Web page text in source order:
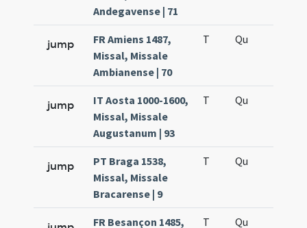
Andegavense | 71
jump
FR Amiens 1487,
Missal, Missale
Ambianense | 70
T Qu
jump
IT Aosta 1000-1600,
Missal, Missale
Augustanum | 93
T Qu
jump
PT Braga 1538,
Missal, Missale
Bracarense | 9
T Qu
FR Besançon 1485,
T Qu